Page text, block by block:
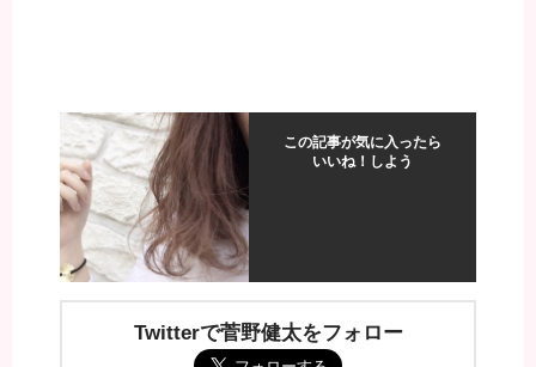
この記事が気に入ったら
いいね！しよう
Twitterで菅野健太をフォロー